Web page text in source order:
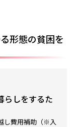
形態の貧困を
らしをするた
し費用補助（※入